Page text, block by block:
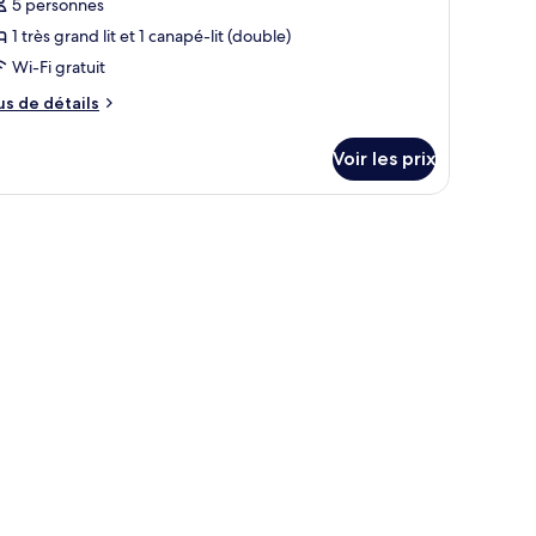
:
5 personnes
1 très grand lit et 1 canapé-lit (double)
Wi-Fi gratuit
de détails
Voir les prix
avec des rideaux et une vue sur l’extérieur.